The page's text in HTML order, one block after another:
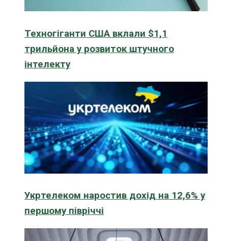
Техногіганти США вклали $1,1
трильйона у розвиток штучного
інтелекту
Укртелеком наростив дохід на 12,6% у
першому півріччі